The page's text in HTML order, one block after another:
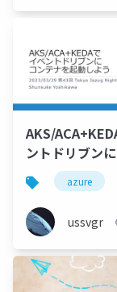
AKS/
ントドリブン
ナを起動しよう
azure
ussvgr